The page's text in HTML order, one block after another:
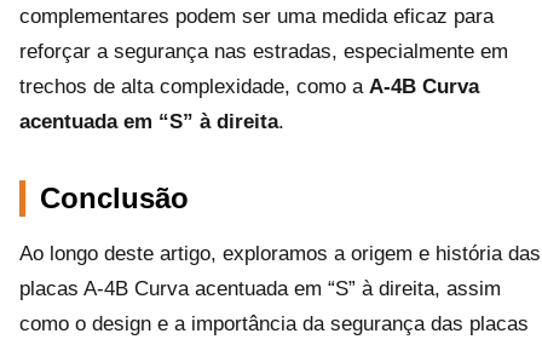
complementares podem ser uma medida eficaz para
reforçar a segurança nas estradas, especialmente em
trechos de alta complexidade, como a A-4B Curva
acentuada em “S” à direita.
Conclusão
Ao longo deste artigo, exploramos a origem e história das
placas A-4B Curva acentuada em “S” à direita, assim
como o design e a importância da segurança das placas